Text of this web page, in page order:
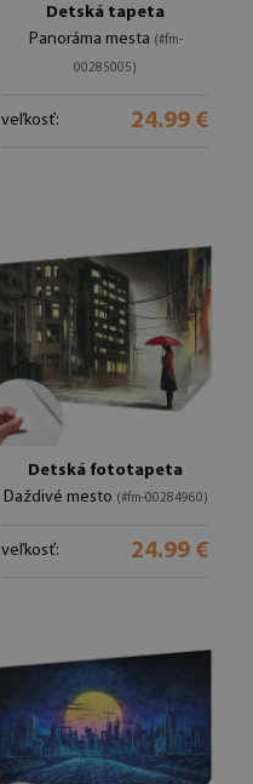
Detská tapeta
Panoráma mesta (#fm-
00285005)
veľkosť: 24.99 €
Detská fototapeta
Daždivé mesto (#fm-00284960)
veľkosť: 24.99 €